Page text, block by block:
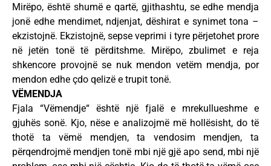
Mirëpo, është shumë e qartë, gjithashtu, se edhe mendja
jonë edhe mendimet, ndjenjat, dëshirat e synimet tona –
ekzistojnë. Ekzistojnë, sepse veprimi i tyre përjetohet prore
në jetën tonë të përditshme. Mirëpo, zbulimet e reja
shkencore provojnë se nuk mendon vetëm mendja, por
mendon edhe çdo qelizë e trupit tonë.
VËMENDJA
Fjala “Vëmendje“ është një fjalë e mrekullueshme e
gjuhës sonë. Kjo, nëse e analizojmë më hollësisht, do të
thotë ta vëmë mendjen, ta vendosim mendjen, ta
përqendrojmë mendjen tonë mbi një gjë apo send, mbi një